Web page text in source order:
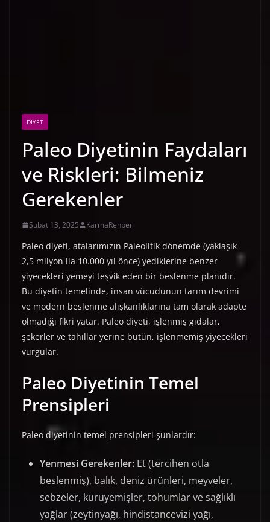
DIYET
Paleo Diyetinin Faydaları
ve Riskleri: Bilmeniz
Gerekenler
Şubat 13, 2025 KarmaRehber
Paleo diyeti, atalarımızın Paleolitik dönemde (yaklaşık
2,5 milyon ila 10.000 yıl önce) yediklerine benzer
yiyecekleri yemeyi teşvik eden bir beslenme planıdır.
Bu diyetin temelinde, insan vücudunun tarım devrimi
ve modern beslenme alışkanlıklarına tam olarak adapte
olmadığı fikri yatar. Paleo diyeti, işlenmiş gıdalar,
şekerler ve tahıllar yerine bütün, işlenmemiş yiyecekleri
vurgular.
Paleo Diyetinin Temel
Prensipleri
Paleo diyetinin temel prensipleri şunlardır:
Yenmesi Gerekenler: Et (tercihen otla
beslenmiş), balık, deniz ürünleri, meyveler,
sebzeler, kuruyemişler, tohumlar ve sağlıklı
yağlar (zeytinyağı, hindistancevizi yağı,